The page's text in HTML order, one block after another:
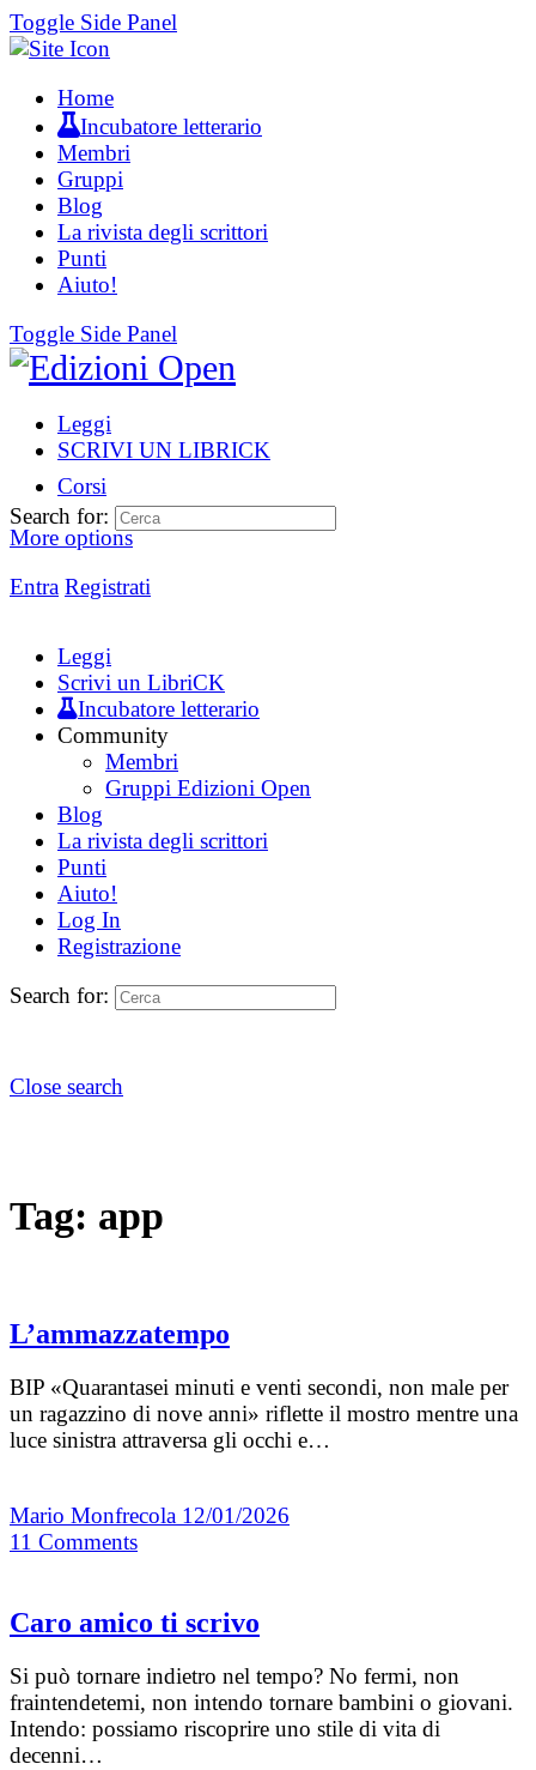
Toggle Side Panel
Home
Incubatore letterario
Membri
Gruppi
Blog
La rivista degli scrittori
Punti
Aiuto!
Toggle Side Panel
Leggi
SCRIVI UN LIBRICK
Corsi
More options
Entra Registrati
Search for:
Leggi
Scrivi un LibriCK
Incubatore letterario
Community
Membri
Gruppi Edizioni Open
Blog
La rivista degli scrittori
Punti
Aiuto!
Log In
Registrazione
Search for:
Close search
Tag: app
L’ammazzatempo
BIP «Quarantasei minuti e venti secondi, non male per
un ragazzino di nove anni» riflette il mostro mentre una
luce sinistra attraversa gli occhi e…
Mario Monfrecola 12/01/2026
11 Comments
Caro amico ti scrivo
Si può tornare indietro nel tempo? No fermi, non
fraintendetemi, non intendo tornare bambini o giovani.
Intendo: possiamo riscoprire uno stile di vita di
decenni…